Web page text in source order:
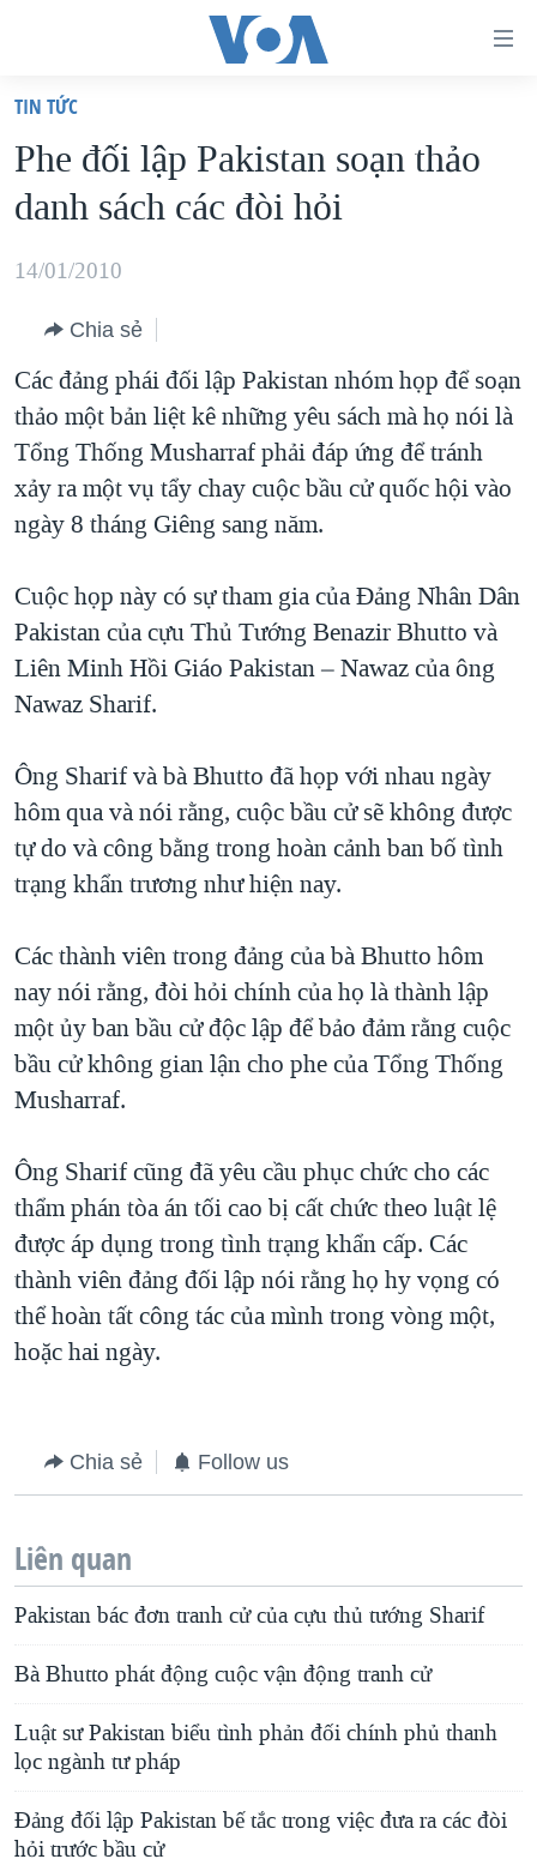
truy
cập
Tới
dung
chính
điều
hướng
chính
Đi
tới
VIỆT NAM
HOA KỲ
BIỂN ĐÔNG
BLOG
DIỄN ĐÀN
MỤC
TỰ DO BÁO CHÍ
VẠCH TRẦN TIN GIẢ
ĐỜI SỐNG
KHOA HỌC
VĂN HOÁ
THỂ THAO
CHUYÊN ĐỀ
CHIẾN TRANH THƯƠNG MẠI CỦA MỸ: QUÁ KHỨ VÀ HIỆN
TẠI
HÀNH TRÌNH BẦU CỬ 2024
MỘT NĂM CHIẾN TRANH TẠI DẢI GAZA
GIẢI MÃ VÀNH ĐAI & CON ĐƯỜNG
NGÀY TỊ NẠN THẾ GIỚI
GROUND ZERO – XƯA VÀ NAY
CHI PHÍ CHIẾN TRANH AFGHANISTAN
CÁC GIÁ TRỊ CỘNG HÒA Ở VIỆT NAM
TRỊNH VĨNH BÌNH VS. CHÍNH PHỦ VIỆT NAM
NGƯ DÂN VIỆT VÀ LÀN SÓNG TRỘM HẢI SÂM
BÊN KIA QUỐC LỘ: TIẾNG VỌNG TỪ NÔNG THÔN MỸ
QUAN HỆ VIỆT MỸ
HỌC TIẾNG ANH
NGHE
MẠNG XÃ HỘI
Ngôn ngữ khác
TIN TỨC
Phe đối lập Pakistan soạn thảo
danh sách các đòi hỏi
14/01/2010
Chia sẻ
Các đảng phái đối lập Pakistan nhóm họp để soạn
thảo một bản liệt kê những yêu sách mà họ nói là
Tổng Thống Musharraf phải đáp ứng để tránh
xảy ra một vụ tẩy chay cuộc bầu cử quốc hội vào
ngày 8 tháng Giêng sang năm.
Cuộc họp này có sự tham gia của Đảng Nhân Dân
Pakistan của cựu Thủ Tướng Benazir Bhutto và
Liên Minh Hồi Giáo Pakistan – Nawaz của ông
Nawaz Sharif.
Ông Sharif và bà Bhutto đã họp với nhau ngày
hôm qua và nói rằng, cuộc bầu cử sẽ không được
tự do và công bằng trong hoàn cảnh ban bố tình
trạng khẩn trương như hiện nay.
Các thành viên trong đảng của bà Bhutto hôm
nay nói rằng, đòi hỏi chính của họ là thành lập
một ủy ban bầu cử độc lập để bảo đảm rằng cuộc
bầu cử không gian lận cho phe của Tổng Thống
Musharraf.
Ông Sharif cũng đã yêu cầu phục chức cho các
thẩm phán tòa án tối cao bị cất chức theo luật lệ
được áp dụng trong tình trạng khẩn cấp. Các
thành viên đảng đối lập nói rằng họ hy vọng có
thể hoàn tất công tác của mình trong vòng một,
hoặc hai ngày.
Chia sẻ Follow us
Liên quan
Pakistan bác đơn tranh cử của cựu thủ tướng Sharif
Bà Bhutto phát động cuộc vận động tranh cử
Luật sư Pakistan biểu tình phản đối chính phủ thanh
lọc ngành tư pháp
Ðảng đối lập Pakistan bế tắc trong việc đưa ra các đòi
hỏi trước bầu cử